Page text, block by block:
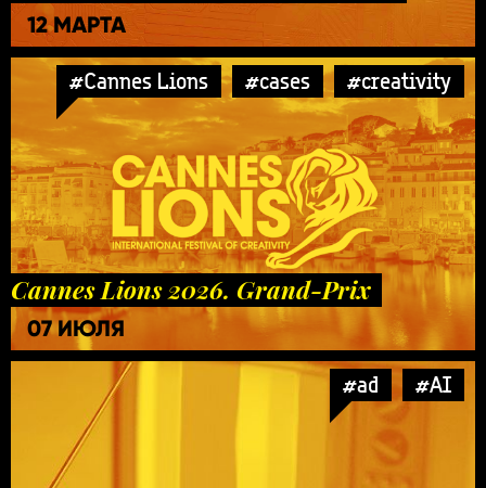
12 МАРТА
#Cannes Lions #cases #creativity
Cannes Lions 2026. Grand-Prix
07 ИЮЛЯ
#ad #AI